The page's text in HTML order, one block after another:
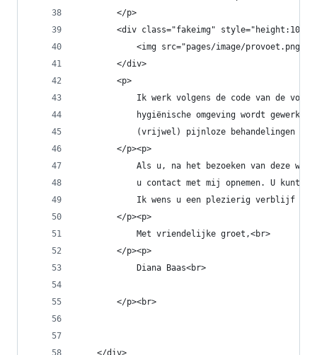
        </p>
<div class="fakeimg"
<img src="pages/image/provoet.png"
        </div>
        <p>
Ik werk volgens de code van de
hygiënische omgeving wordt
(vrijwel) pijnloze behandelingen te
        </p><p>
Als u, na het bezoeken van deze
u contact met mij opnemen. U kunt
Ik wens u een plezierig verblijf
        </p><p>
            Met vriendelijke groet,<br>
        </p><p>
            Diana Baas<br>
        </p><br>
    </div>